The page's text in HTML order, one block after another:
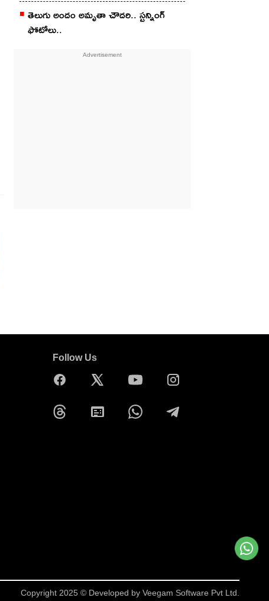
తెలుగు అందం అమృతా చౌద‌రి.. స్ట‌న్నింగ్
ఫోటోలు..
Follow Us
Copyright 2025 © Developed by Veegam Software Pvt Ltd.